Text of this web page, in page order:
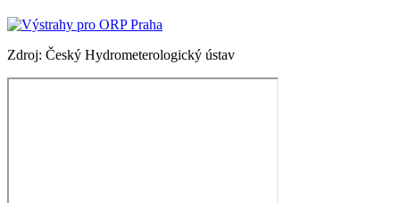
Zdroj: Český Hydrometerologický ústav